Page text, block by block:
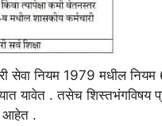
सेवा नियम 1979 मधील नियम
यावेत . तसेच शिस्तभंगविषय
आहेत .